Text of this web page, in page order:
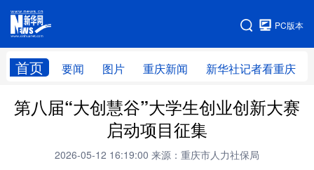
PC版本
首页 要闻 图片 重庆新闻 新华社记者看重庆
网站地图
第八届“大创慧谷”大学生创业创新大赛
启动项目征集
2026-05-12 16:19:00 来源：重庆市人力社保局